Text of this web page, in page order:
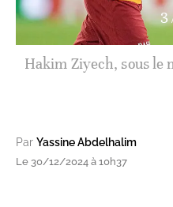
4
Hakim
Par Yassine Abdelhalim
Le 30/12/2024 à 10h37